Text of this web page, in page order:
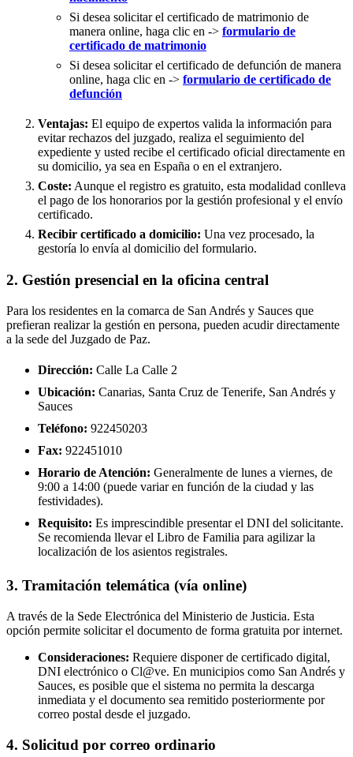
Si desea solicitar el certificado de matrimonio de
manera online, haga clic en -> formulario de
certificado de matrimonio
Si desea solicitar el certificado de defunción de manera
online, haga clic en -> formulario de certificado de
defunción
Ventajas: El equipo de expertos valida la información para
evitar rechazos del juzgado, realiza el seguimiento del
expediente y usted recibe el certificado oficial directamente en
su domicilio, ya sea en España o en el extranjero.
Coste: Aunque el registro es gratuito, esta modalidad conlleva
el pago de los honorarios por la gestión profesional y el envío
certificado.
Recibir certificado a domicilio: Una vez procesado, la
gestoría lo envía al domicilio del formulario.
2. Gestión presencial en la oficina central
Para los residentes en la comarca de San Andrés y Sauces que
prefieran realizar la gestión en persona, pueden acudir directamente
a la sede del Juzgado de Paz.
Dirección: Calle La Calle 2
Ubicación: Canarias, Santa Cruz de Tenerife, San Andrés y
Sauces
Teléfono: 922450203
Fax: 922451010
Horario de Atención: Generalmente de lunes a viernes, de
9:00 a 14:00 (puede variar en función de la ciudad y las
festividades).
Requisito: Es imprescindible presentar el DNI del solicitante.
Se recomienda llevar el Libro de Familia para agilizar la
localización de los asientos registrales.
3. Tramitación telemática (vía online)
A través de la Sede Electrónica del Ministerio de Justicia. Esta
opción permite solicitar el documento de forma gratuita por internet.
Consideraciones: Requiere disponer de certificado digital,
DNI electrónico o Cl@ve. En municipios como San Andrés y
Sauces, es posible que el sistema no permita la descarga
inmediata y el documento sea remitido posteriormente por
correo postal desde el juzgado.
4. Solicitud por correo ordinario